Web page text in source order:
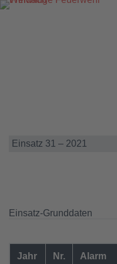
Zum
Einsatz 31 – 2021
Einsatz-Grunddaten
Jahr Nr. Alarm